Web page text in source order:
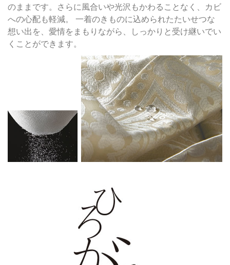
のままです。さらに風合いや光沢もかわることなく、カビ
への心配も軽減。 一着のきものに込められたたいせつな
想い出を、愛情をまもりながら、しっかりと受け継いでい
くことができます。